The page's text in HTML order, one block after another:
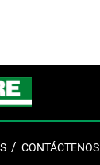
CONTÁCTENOS